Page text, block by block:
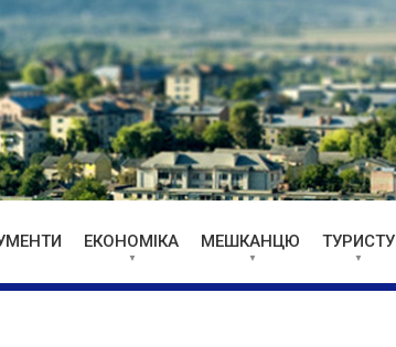
ЕКОНОМІКА МЕШКАНЦЮ ТУРИСТУ